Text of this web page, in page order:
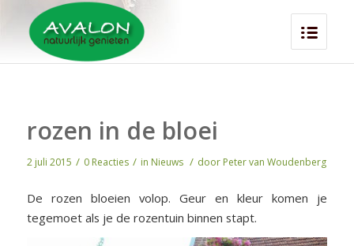
rozen in de bloei
2 juli 2015 / 0 Reacties / in Nieuws / door Peter van Woudenberg
De rozen bloeien volop. Geur en kleur komen je
tegemoet als je de rozentuin binnen stapt.